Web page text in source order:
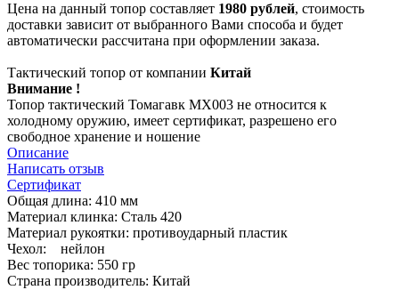
Цена на данный топор составляет 1980 рублей, стоимость
доставки зависит от выбранного Вами способа и будет
автоматически рассчитана при оформлении заказа.
Тактический топор от компании Китай
Внимание !
Топор тактический Томагавк MX003 не относится к
холодному оружию, имеет сертификат, разрешено его
свободное хранение и ношение
Описание
Написать отзыв
Сертификат
Общая длина: 410 мм
Материал клинка: Сталь 420
Материал рукоятки: противоударный пластик
Чехол: нейлон
Вес топорика: 550 гр
Страна производитель: Китай